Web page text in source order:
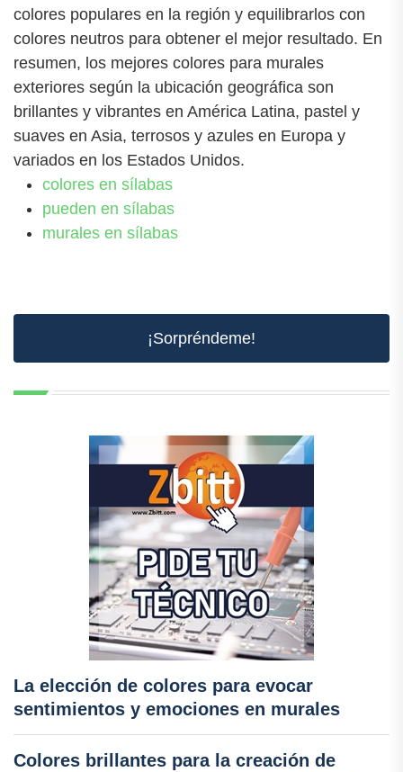
colores populares en la región y equilibrarlos con
colores neutros para obtener el mejor resultado. En
resumen, los mejores colores para murales
exteriores según la ubicación geográfica son
brillantes y vibrantes en América Latina, pastel y
suaves en Asia, terrosos y azules en Europa y
variados en los Estados Unidos.
colores en sílabas
pueden en sílabas
murales en sílabas
¡Sorpréndeme!
La elección de colores para evocar
sentimientos y emociones en murales
Colores brillantes para la creación de